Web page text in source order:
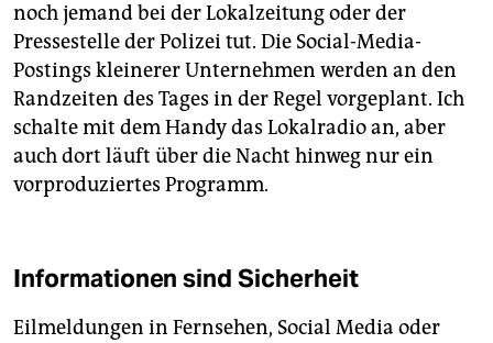
noch jemand bei der Lokalzeitung oder der
Pressestelle der Polizei tut. Die Social-Media-
Postings kleinerer Unternehmen werden an den
Randzeiten des Tages in der Regel vorgeplant. Ich
schalte mit dem Handy das Lokalradio an, aber
auch dort läuft über die Nacht hinweg nur ein
vorproduziertes Programm.
Informationen sind Sicherheit
Eilmeldungen in Fernsehen, Social Media oder